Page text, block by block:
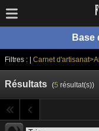
Base
Filtres : | Carnet
Résultats (5 résultat(s))